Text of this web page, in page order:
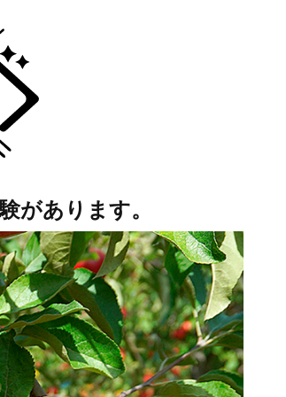
があります。